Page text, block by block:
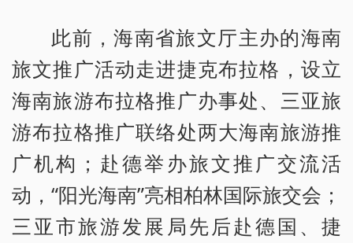
此前，海南省旅文厅主办的海南
旅文推广活动走进捷克布拉格，设立
海南旅游布拉格推广办事处、三亚旅
游布拉格推广联络处两大海南旅游推
广机构；赴德举办旅文推广交流活
动，“阳光海南”亮相柏林国际旅交会；
三亚市旅游发展局先后赴德国、捷